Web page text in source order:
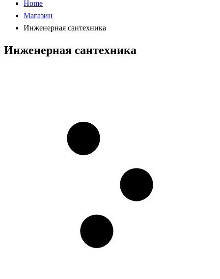
Home
Магазин
Инженерная сантехника
Инженерная сантехника